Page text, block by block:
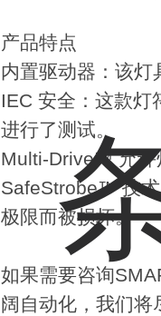
产品特点
内置驱动器：该灯
IEC 安全：这款灯
进行了测试。
Multi-Drive™ 允许
SafeStrobe™ 技术
极限而被损坏。
如果需要咨询
阔自动化，我们将